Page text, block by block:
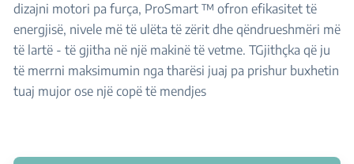
dizajni motori pa furça, ProSmart ™ ofron efikasitet të
energjisë, nivele më të ulëta të zërit dhe qëndrueshmëri më
të lartë - të gjitha në një makinë të vetme. TGjithçka që ju
të merrni maksimumin nga tharësi juaj pa prishur buxhetin
tuaj mujor ose një copë të mendjes